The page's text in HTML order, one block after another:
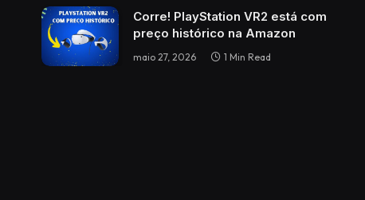
Corre! PlayStation VR2 está com
preço histórico na Amazon
maio 27, 2026 1 Min Read